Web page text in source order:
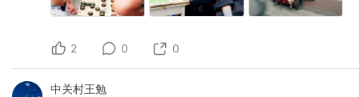
2 0 0
中关村王勉